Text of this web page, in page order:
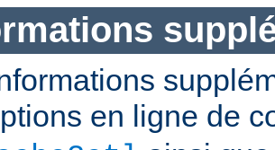
en ligne de